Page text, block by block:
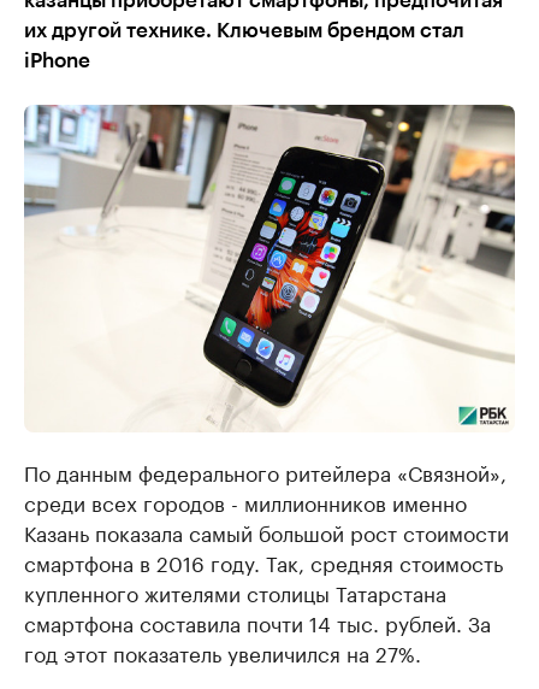
их другой технике. Ключевым брендом стал
iPhone
По данным федерального ритейлера «Связной»,
среди всех городов - миллионников именно
Казань показала самый большой рост стоимости
смартфона в 2016 году. Так, средняя стоимость
купленного жителями столицы Татарстана
смартфона составила почти 14 тыс. рублей. За
год этот показатель увеличился на 27%.